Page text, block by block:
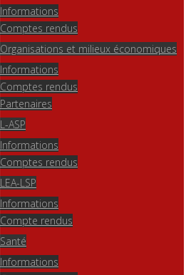
Informations
Comptes rendus
Organisations et milieux économiques
Informations
Comptes rendus
Partenaires
L-ASP
Informations
Comptes rendus
LEA-LSP
Informations
Compte rendus
Santé
Informations